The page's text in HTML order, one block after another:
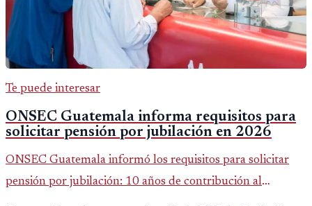
Te puede interesar
ONSEC Guatemala informa requisitos para
solicitar pensión por jubilación en 2026
ONSEC Guatemala informó los requisitos para solicitar
pensión por jubilación: 10 años de contribución al